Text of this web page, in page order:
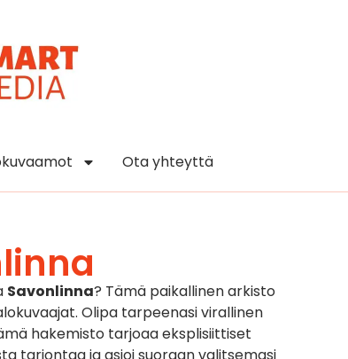
Ota yhteyttä
Savonlinna? Tämä paikallinen arkisto
Olipa tarpeenasi virallinen
hakemisto tarjoaa eksplisiittiset